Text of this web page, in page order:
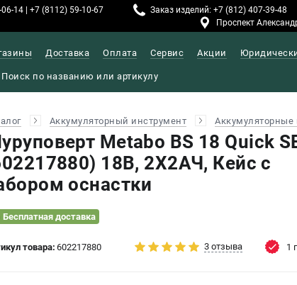
14 | +7 (8112) 59-10-67 Заказ изделий: +7 (812) 407-39-48
Проспект
Доставка Оплата Сервис Акции
Аккумуляторный инструмент Аккумуляторные
Metabo BS 18 Quick
18В, 2X2АЧ, Кейс с
оснастки
Бесплатная доставка
товара: 602217880 3 отзыва 1